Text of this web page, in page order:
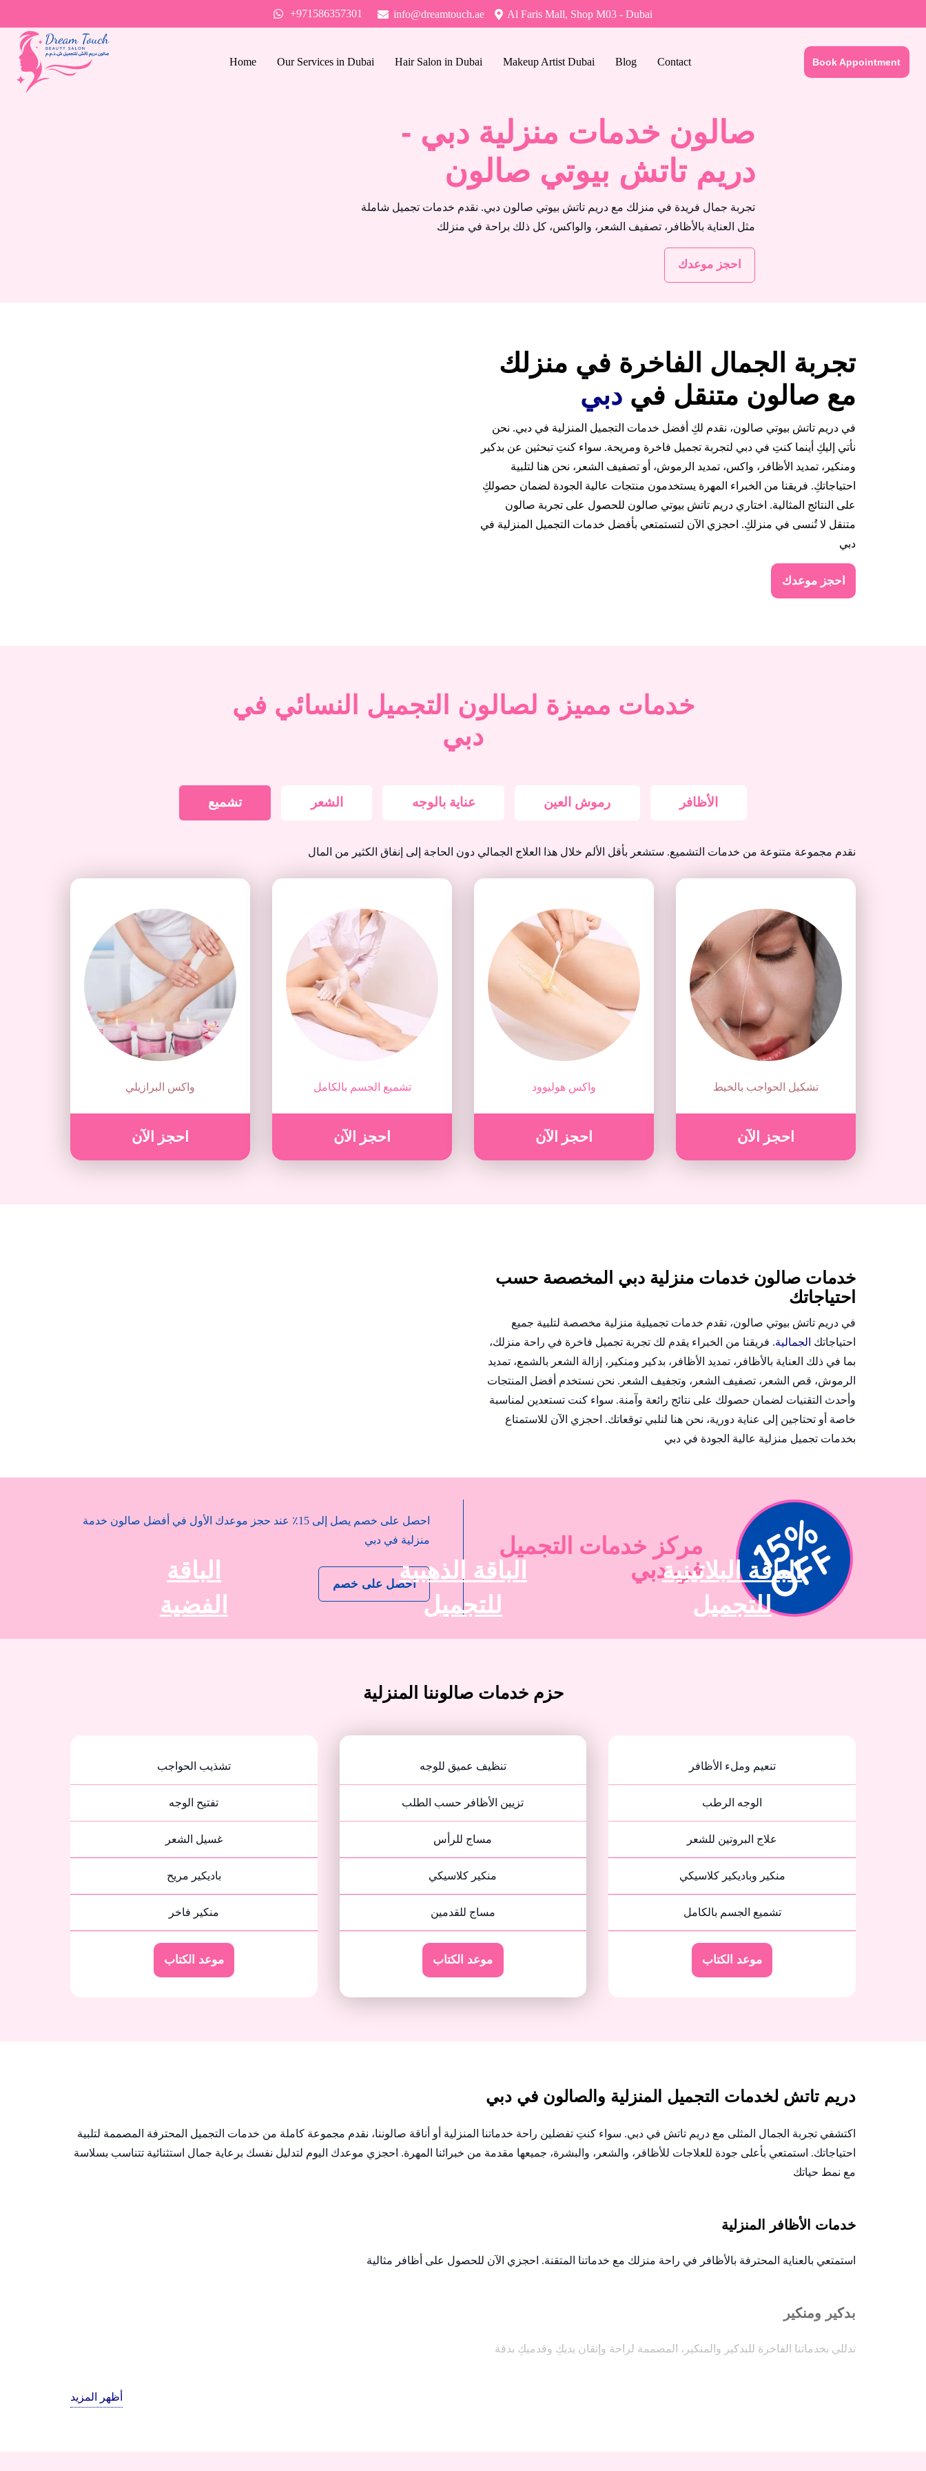
+971586357301 info@dreamtouch.ae Al Faris Mall, Shop M03 - Dubai
Home Our Services in Dubai Hair Salon in Dubai Makeup Artist Dubai Blog Contact Book Appointment
صالون خدمات منزلية دبي -
دريم تاتش بيوتي صالون
تجربة جمال فريدة في منزلك مع دريم تاتش بيوتي صالون دبي. نقدم خدمات تجميل شاملة
مثل العناية بالأظافر، تصفيف الشعر، والواكس، كل ذلك براحة في منزلك
احجز موعدك
تجربة الجمال الفاخرة في منزلك
مع صالون متنقل في دبي
في دريم تاتش بيوتي صالون، نقدم لكِ أفضل خدمات التجميل المنزلية في دبي. نحن
نأتي إليكِ أينما كنتِ في دبي لتجربة تجميل فاخرة ومريحة. سواء كنتِ تبحثين عن بدكير
ومنكير، تمديد الأظافر، واكس، تمديد الرموش، أو تصفيف الشعر، نحن هنا لتلبية
احتياجاتكِ. فريقنا من الخبراء المهرة يستخدمون منتجات عالية الجودة لضمان حصولكِ
على النتائج المثالية. اختاري دريم تاتش بيوتي صالون للحصول على تجربة صالون
متنقل لا تُنسى في منزلكِ. احجزي الآن لتستمتعي بأفضل خدمات التجميل المنزلية في
دبي
احجز موعدك
خدمات مميزة لصالون التجميل النسائي في
دبي
تشميع الشعر عناية بالوجه رموش العين الأظافر
نقدم مجموعة متنوعة من خدمات التشميع. ستشعر بأقل الألم خلال هذا العلاج الجمالي دون الحاجة إلى إنفاق الكثير من المال
واكس البرازيلي
احجز الآن
تشميع الجسم بالكامل
احجز الآن
واكس هوليوود
احجز الآن
تشكيل الحواجب بالخيط
احجز الآن
خدمات صالون خدمات منزلية دبي المخصصة حسب
احتياجاتك
في دريم تاتش بيوتي صالون، نقدم خدمات تجميلية منزلية مخصصة لتلبية جميع
احتياجاتك الجمالية. فريقنا من الخبراء يقدم لك تجربة تجميل فاخرة في راحة منزلك،
بما في ذلك العناية بالأظافر، تمديد الأظافر، بدكير ومنكير، إزالة الشعر بالشمع، تمديد
الرموش، قص الشعر، تصفيف الشعر، وتجفيف الشعر. نحن نستخدم أفضل المنتجات
وأحدث التقنيات لضمان حصولك على نتائج رائعة وآمنة. سواء كنت تستعدين لمناسبة
خاصة أو تحتاجين إلى عناية دورية، نحن هنا لنلبي توقعاتك. احجزي الآن للاستمتاع
بخدمات تجميل منزلية عالية الجودة في دبي
احصل على خصم يصل إلى 15٪ عند حجز موعدك الأول في أفضل صالون خدمة
منزلية في دبي
احصل على خصم
مركز خدمات التجميل
في دبي
حزم خدمات صالوننا المنزلية
الباقة
الفضية
تشذيب الحواجب
تفتيح الوجه
غسيل الشعر
باديكير مريح
منكير فاخر
موعد الكتاب
الباقة الذهبية
للتجميل
تنظيف عميق للوجه
تزيين الأظافر حسب الطلب
مساج للرأس
منكير كلاسيكي
مساج للقدمين
موعد الكتاب
الباقة البلاتينية
للتجميل
تنعيم وملء الأظافر
الوجه الرطب
علاج البروتين للشعر
منكير وباديكير كلاسيكي
تشميع الجسم بالكامل
موعد الكتاب
دريم تاتش لخدمات التجميل المنزلية والصالون في دبي
اكتشفي تجربة الجمال المثلى مع دريم تاتش في دبي. سواء كنتِ تفضلين راحة خدماتنا المنزلية أو أناقة صالوننا، نقدم مجموعة كاملة من خدمات التجميل المحترفة المصممة لتلبية
احتياجاتك. استمتعي بأعلى جودة للعلاجات للأظافر، والشعر، والبشرة، جميعها مقدمة من خبرائنا المهرة. احجزي موعدك اليوم لتدليل نفسك برعاية جمال استثنائية تتناسب بسلاسة
مع نمط حياتك
خدمات الأظافر المنزلية
استمتعي بالعناية المحترفة بالأظافر في راحة منزلك مع خدماتنا المتقنة. احجزي الآن للحصول على أظافر مثالية
بدكير ومنكير
تدللي بخدماتنا الفاخرة للبدكير والمنكير، المصممة لراحة وإتقان يديكِ وقدميكِ بدقة
أظهر المزيد